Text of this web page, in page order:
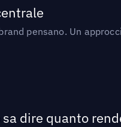
pensano. Un
dire quanto